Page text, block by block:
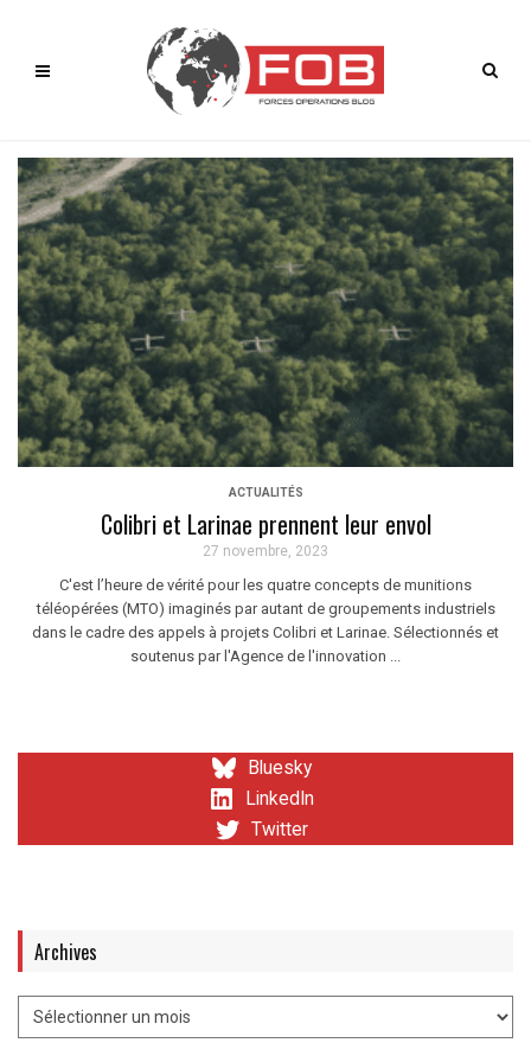
ACTUALITÉS
Colibri et Larinae prennent leur envol
27 novembre, 2023
C'est l’heure de vérité pour les quatre concepts de munitions
téléopérées (MTO) imaginés par autant de groupements industriels
dans le cadre des appels à projets Colibri et Larinae. Sélectionnés et
soutenus par l'Agence de l'innovation ...
Bluesky
LinkedIn
Twitter
Archives